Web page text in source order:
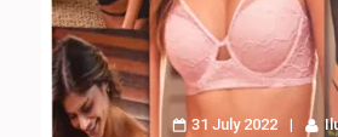
31 July 2022